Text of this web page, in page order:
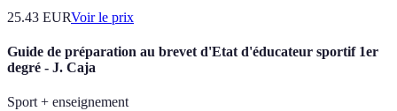
25.43 EURVoir le prix
Guide de préparation au brevet d'Etat d'éducateur sportif 1er
degré - J. Caja
Sport + enseignement